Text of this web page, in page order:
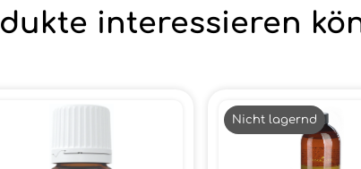
interessieren
Nicht lagernd